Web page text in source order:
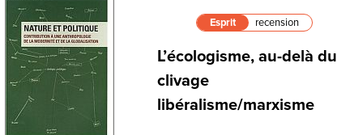
Esprit recension
L’écologisme, au-delà du
clivage
libéralisme/marxisme